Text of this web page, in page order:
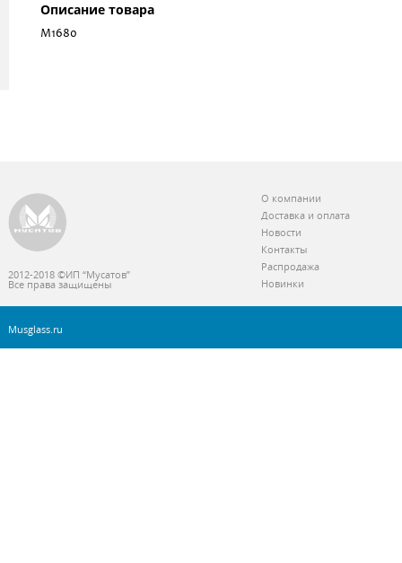
Описание товара
М1680
2012-2018 ©ИП “Мусатов”
Все права защищены
О компании
Доставка и оплата
Новости
Контакты
Распродажа
Новинки
Musglass.ru